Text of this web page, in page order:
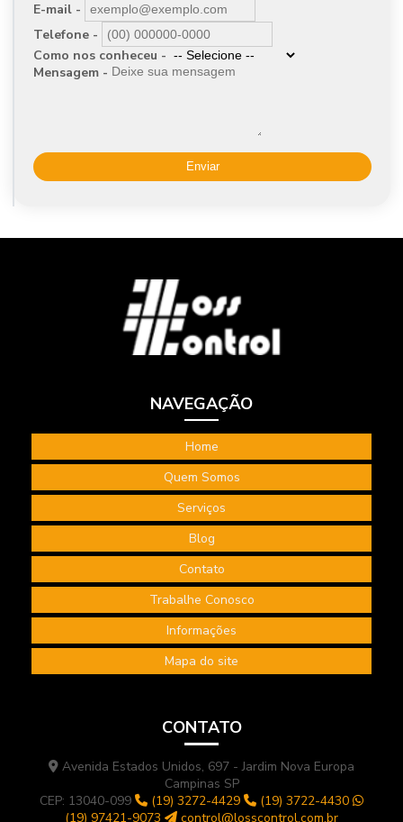
E-mail -
Telefone -
Como nos conheceu -
Mensagem -
Enviar
NAVEGAÇÃO
Home
Quem Somos
Serviços
Blog
Contato
Trabalhe Conosco
Informações
Mapa do site
CONTATO
Avenida Estados Unidos, 697 - Jardim Nova Europa
Campinas SP
CEP: 13040-099
(19) 3272-4429
(19) 3722-4430
(19) 97421-9073
control@losscontrol.com.br